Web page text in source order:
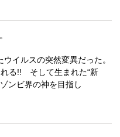
イルスの突然変異だった。
る!! そして生まれた“新
ンビ界の神を目指し